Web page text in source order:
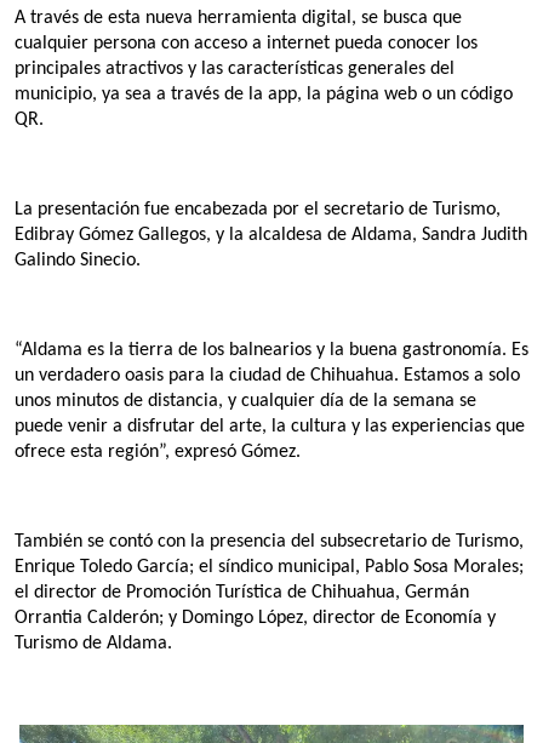
A través de esta nueva herramienta digital, se busca que
cualquier persona con acceso a internet pueda conocer los
principales atractivos y las características generales del
municipio, ya sea a través de la app, la página web o un código
QR.
La presentación fue encabezada por el secretario de Turismo,
Edibray Gómez Gallegos, y la alcaldesa de Aldama, Sandra Judith
Galindo Sinecio.
“Aldama es la tierra de los balnearios y la buena gastronomía. Es
un verdadero oasis para la ciudad de Chihuahua. Estamos a solo
unos minutos de distancia, y cualquier día de la semana se
puede venir a disfrutar del arte, la cultura y las experiencias que
ofrece esta región”, expresó Gómez.
También se contó con la presencia del subsecretario de Turismo,
Enrique Toledo García; el síndico municipal, Pablo Sosa Morales;
el director de Promoción Turística de Chihuahua, Germán
Orrantia Calderón; y Domingo López, director de Economía y
Turismo de Aldama.